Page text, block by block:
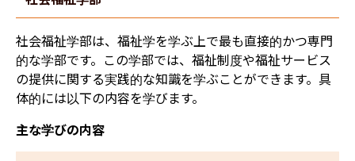
社会福祉学部は、福祉学を学ぶ上で最も直接的かつ専門
的な学部です。この学部では、福祉制度や福祉サービス
の提供に関する実践的な知識を学ぶことができます。具
体的には以下の内容を学びます。
主な学びの内容